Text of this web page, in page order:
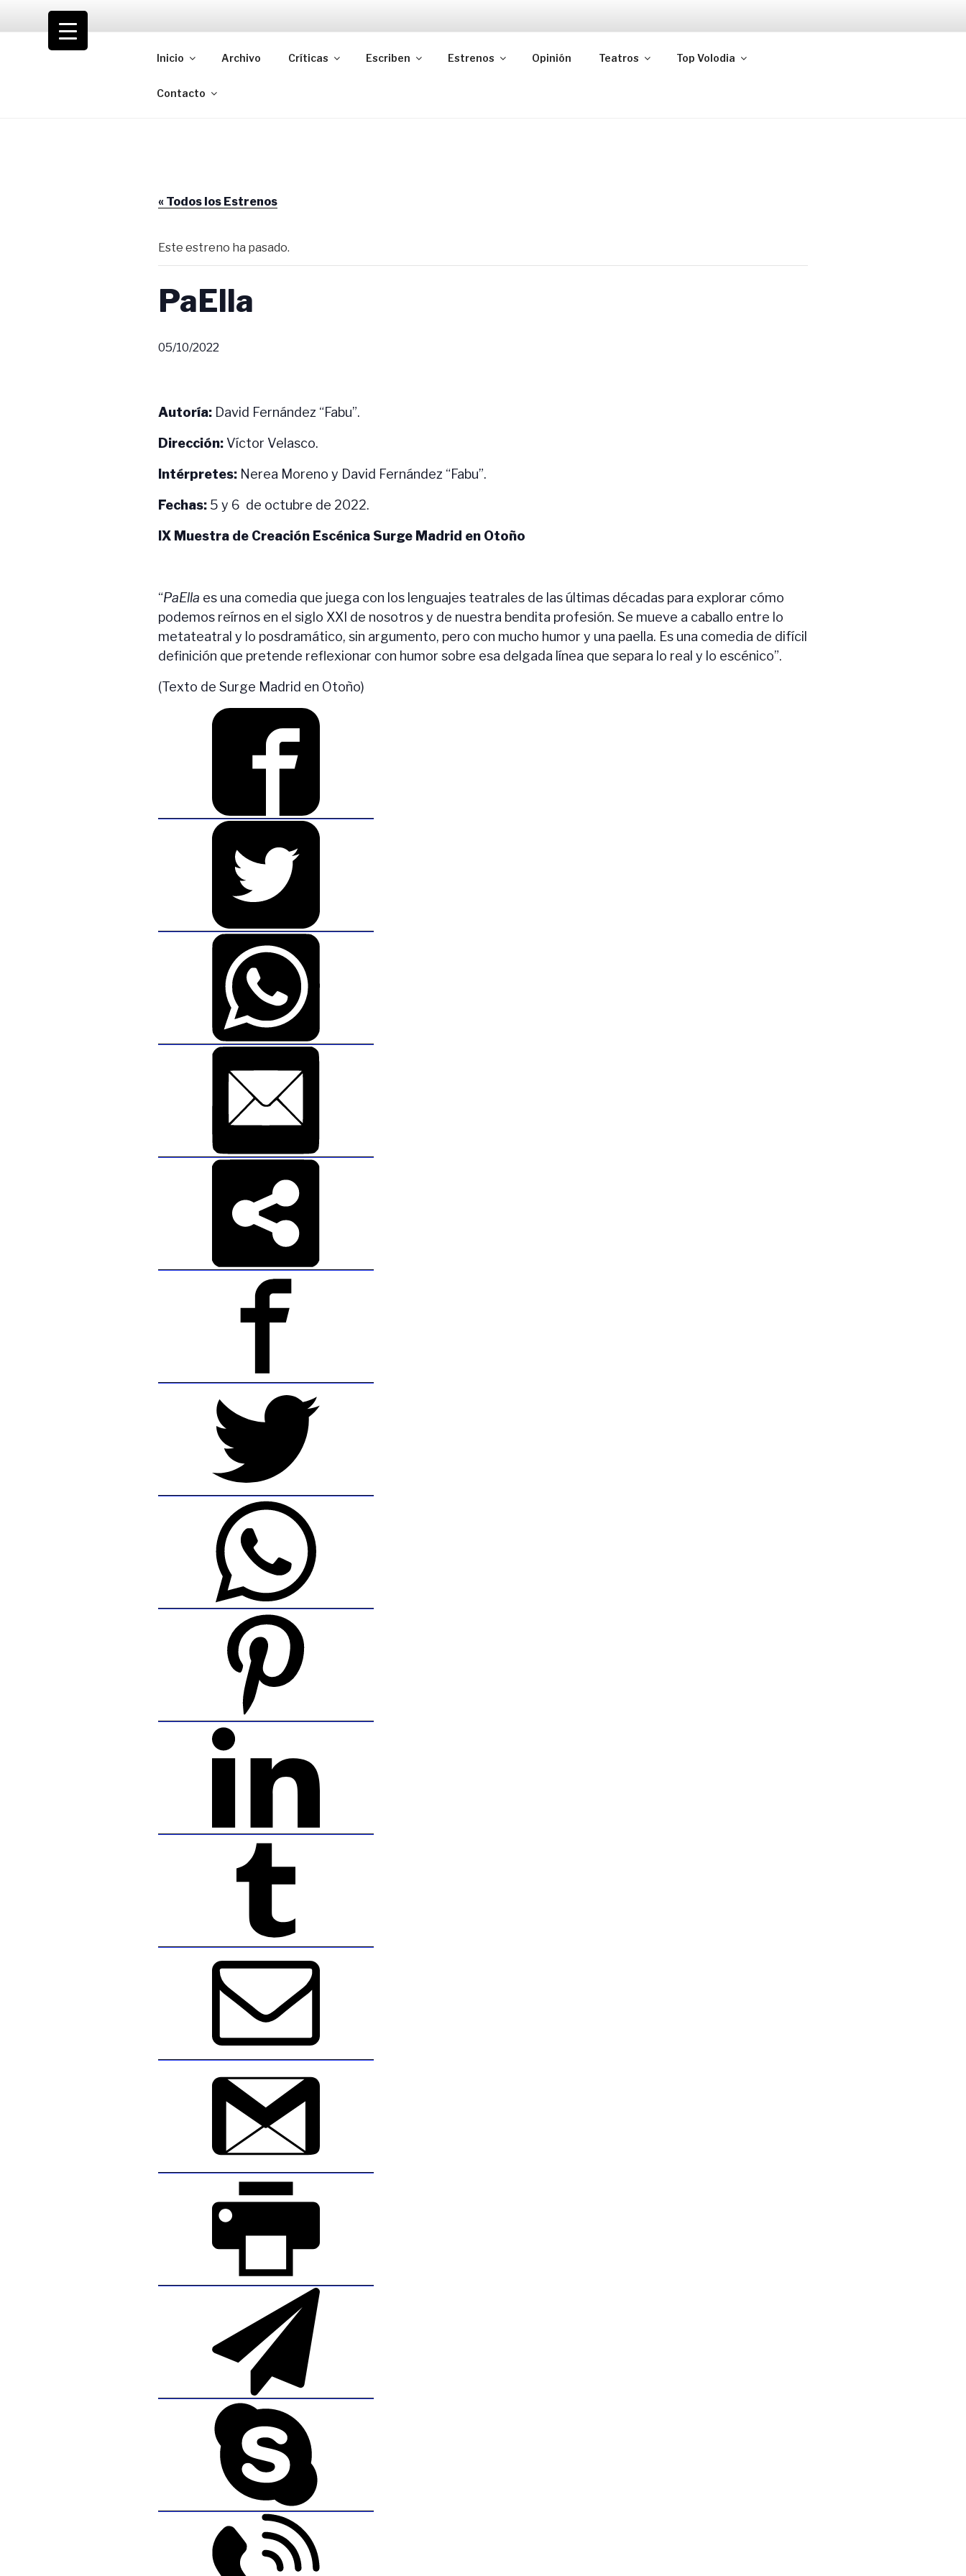
VOLODIA
Inicio Archivo Críticas Escriben Estrenos Opinión Teatros Top Volodia
Contacto
« Todos los Estrenos
Este estreno ha pasado.
PaElla
05/10/2022
Autoría: David Fernández “Fabu”.
Dirección: Víctor Velasco.
Intérpretes: Nerea Moreno y David Fernández “Fabu”.
Fechas: 5 y 6 de octubre de 2022.
IX Muestra de Creación Escénica Surge Madrid en Otoño
“PaElla es una comedia que juega con los lenguajes teatrales de las últimas décadas para explorar cómo
podemos reírnos en el siglo XXI de nosotros y de nuestra bendita profesión. Se mueve a caballo entre lo
metateatral y lo posdramático, sin argumento, pero con mucho humor y una paella. Es una comedia de difícil
definición que pretende reflexionar con humor sobre esa delgada línea que separa lo real y lo escénico”.
(Texto de Surge Madrid en Otoño)